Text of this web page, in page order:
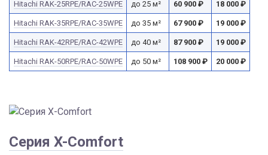
Hitachi RAK-25RPE/RAC-25WPE до 25 м² 60 900 ₽ 18 000 ₽
Hitachi RAK-35RPE/RAC-35WPE до 35 м² 67 900 ₽ 19 000 ₽
Hitachi RAK-42RPE/RAC-42WPE до 40 м² 87 900 ₽ 19 000 ₽
Hitachi RAK-50RPE/RAC-50WPE до 50 м² 108 900 ₽ 20 000 ₽
Серия X-Comfort